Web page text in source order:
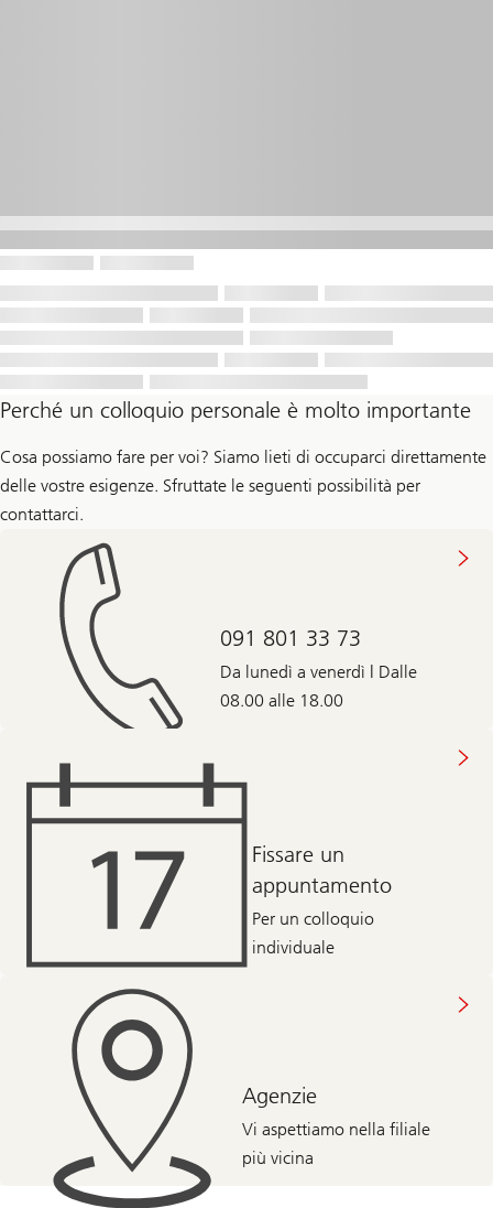
Perché un colloquio personale è molto importante
Cosa possiamo fare per voi? Siamo lieti di occuparci direttamente
delle vostre esigenze. Sfruttate le seguenti possibilità per
contattarci.
091 801 33 73
Da lunedì a venerdì | Dalle
08.00 alle 18.00
Fissare un
appuntamento
Per un colloquio
individuale
Agenzie
Vi aspettiamo nella filiale
più vicina